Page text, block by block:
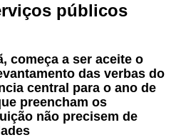
públicos
começa a ser aceite o
das verbas do
central para o ano de
preencham os
não precisem de